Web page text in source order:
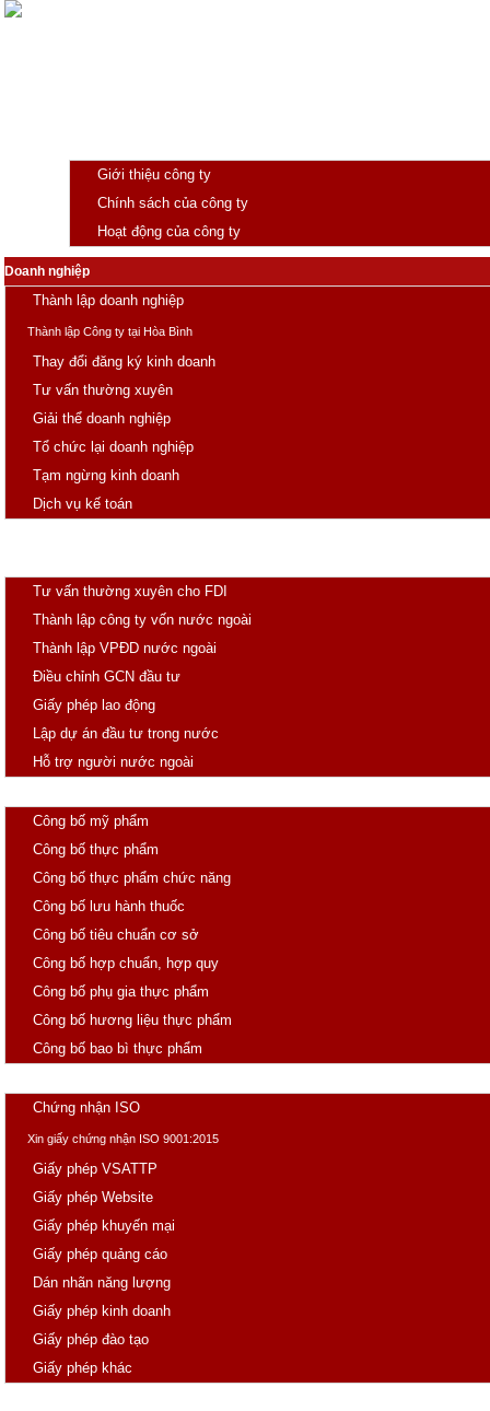
Giới thiệu công ty
Chính sách của công ty
Hoạt động của công ty
Doanh nghiệp
Thành lập doanh nghiệp
Thành lập Công ty tại Hòa Bình
Thay đổi đăng ký kinh doanh
Tư vấn thường xuyên
Giải thể doanh nghiệp
Tổ chức lại doanh nghiệp
Tạm ngừng kinh doanh
Dịch vụ kế toán
Tư vấn thường xuyên cho FDI
Thành lập công ty vốn nước ngoài
Thành lập VPĐD nước ngoài
Điều chỉnh GCN đầu tư
Giấy phép lao động
Lập dự án đầu tư trong nước
Hỗ trợ người nước ngoài
Công bố mỹ phẩm
Công bố thực phẩm
Công bố thực phẩm chức năng
Công bố lưu hành thuốc
Công bố tiêu chuẩn cơ sở
Công bố hợp chuẩn, hợp quy
Công bố phụ gia thực phẩm
Công bố hương liệu thực phẩm
Công bố bao bì thực phẩm
Chứng nhận ISO
Xin giấy chứng nhận ISO 9001:2015
Giấy phép VSATTP
Giấy phép Website
Giấy phép khuyến mại
Giấy phép quảng cáo
Dán nhãn năng lượng
Giấy phép kinh doanh
Giấy phép đào tạo
Giấy phép khác